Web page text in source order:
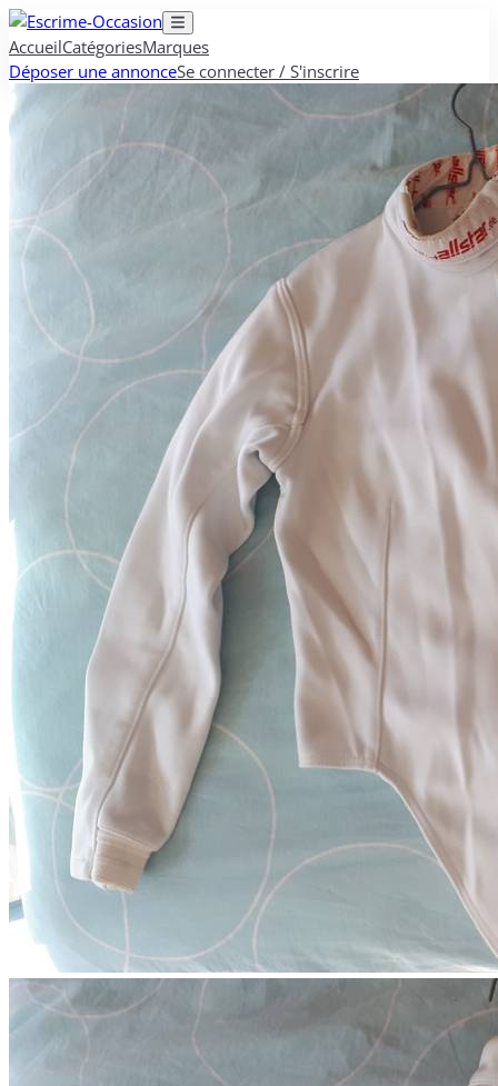
AccueilCatégoriesMarques
Déposer une annonceSe connecter / S'inscrire